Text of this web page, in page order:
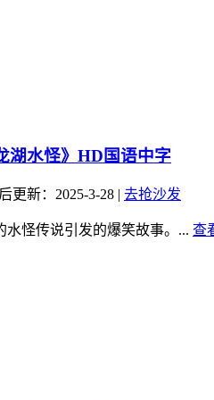
湖水怪》HD国语中字
更新：2025-3-28 | 去抢沙发
怪传说引发的爆笑故事。... 查